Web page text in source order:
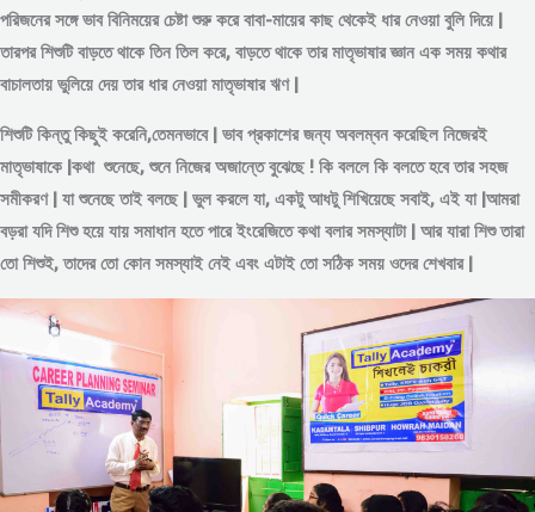
পরিজনের সঙ্গে ভাব বিনিময়ের চেষ্টা শুরু করে বাবা-মায়ের কাছ থেকেই ধার নেওয়া বুলি দিয়ে |
তারপর শিশুটি বাড়তে থাকে তিন তিল করে, বাড়তে থাকে তার মাতৃভাষার জ্ঞান এক সময় কথার
বাচালতায় ভুলিয়ে দেয় তার ধার নেওয়া মাতৃভাষার ঋণ |
শিশুটি কিন্তু কিছুই করেনি,তেমনভাবে | ভাব প্রকাশের জন্য অবলম্বন করেছিল নিজেরই
মাতৃভাষাকে |কথা শুনেছে, শুনে নিজের অজান্তে বুঝেছে ! কি বললে কি বলতে হবে তার সহজ
সমীকরণ | যা শুনেছে তাই বলছে | ভুল করলে যা, একটু আধটু শিখিয়েছে সবাই, এই যা |আমরা
বড়রা যদি শিশু হয়ে যায় সমাধান হতে পারে ইংরেজিতে কথা বলার সমস্যাটা | আর যারা শিশু তারা
তো শিশুই, তাদের তো কোন সমস্যাই নেই এবং এটাই তো সঠিক সময় ওদের শেখবার |